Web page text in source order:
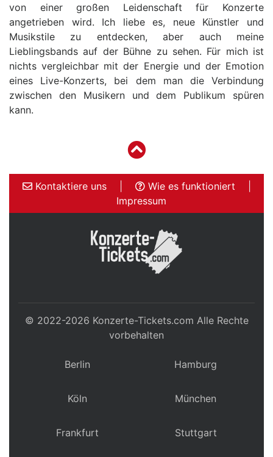
von einer großen Leidenschaft für Konzerte
angetrieben wird. Ich liebe es, neue Künstler und
Musikstile zu entdecken, aber auch meine
Lieblingsbands auf der Bühne zu sehen. Für mich ist
nichts vergleichbar mit der Energie und der Emotion
eines Live-Konzerts, bei dem man die Verbindung
zwischen den Musikern und dem Publikum spüren
kann.
Kontaktiere uns Wie es funktioniert
Impressum
© 2022-2026 Konzerte-Tickets.com Alle Rechte
vorbehalten
Berlin Hamburg
Köln München
Frankfurt Stuttgart